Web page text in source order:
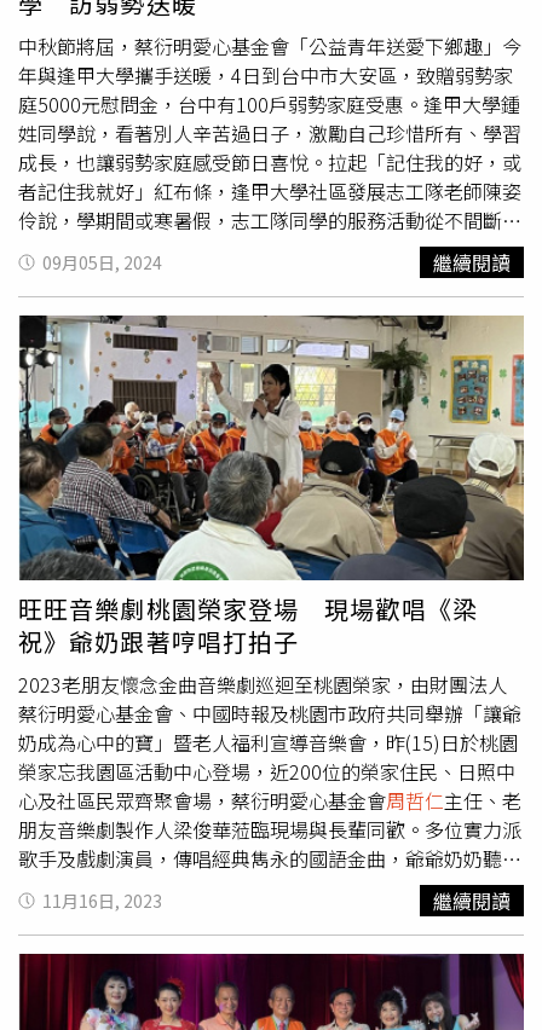
著他介紹女主持人安琪菈出場，安琪菈唱著鳳飛飛的〈流水
年華〉，並走到台下與觀眾互動，爺爺奶奶們開心拍手打拍
子，還有一位爺爺接唱，展現好歌喉，章永華與安琪菈也合
唱男女對唱的〈風鈴聲〉，將全場氣氛炒熱接著從大陸遼寧
來到台灣的新住民孫賀，帶來兩首台語歌〈空笑夢〉及〈酒
後的心聲〉，她表示：「今天為了參加這場活動，是我第一
次唱這首歌！ 」誠意十足。孫賀透露自己學台語的時間不
長，還有繼續學習的空間，最後她也演唱國語歌〈昨夜星
辰〉，並祝福在場的爺爺奶奶身體健康、萬事如意。參演過
《世間情》、《炮仔聲》等劇的劉美玲同樣帶來精彩演出，
〈奔放奔放〉、〈愛的苦酒〉、〈最後列車〉等歌曲深受長
輩們歡迎，而她提到自己演過台視周日劇場《草地明珠》
時，爺爺奶奶們的反應也相當熱烈。新住民孫賀學習演唱台
語歌，劉美玲則帶來多首經典歌曲。（圖／侯世駿攝）同樣
演過《夜市人生》、《市井豪門》等多部八點檔的蕭惠，帶
來〈好好愛我〉、〈雁兒在林梢〉、〈思慕的人〉，她貼心
叮嚀爺爺奶奶們外出要記得戴口罩，「我有的老闆叫阿姑，
周遊啦，每年都有幾部劇要演，最怕被傳染感冒，大家是不
是也要愛自己？生命是最重要最寶貴的，身體健康就是最大
的財富。」金鐘視帝林在培則壓軸登場，演唱〈往事只能回
味〉、〈小丑〉，獲得全場熱烈的掌聲，讓他直呼感動，表
示：「第一次來到老人之家，我也70幾歲了，看到哥哥姐姐
們身體這麼好，很感動。」並謙虛說：「我是演員，我不會
唱歌，大家熱烈掌聲，給我很大的信心，以後我敢唱了！」
蕭惠貼心叮嚀長輩們要保重身體，林在培壓軸登場獲得熱烈
掌聲。（圖／侯世駿攝）
中秋節將屆，蔡衍明愛心基金會「公益青年送愛下鄉趣」今
年與逢甲大學攜手送暖，4日到台中市大安區，致贈弱勢家
庭5000元慰問金，台中有100戶弱勢家庭受惠。逢甲大學鍾
姓同學說，看著別人辛苦過日子，激勵自己珍惜所有、學習
成長，也讓弱勢家庭感受節日喜悅。拉起「記住我的好，或
者記住我就好」紅布條，逢甲大學社區發展志工隊老師陳姿
伶說，學期間或寒暑假，志工隊同學的服務活動從不間斷，
每年舉行大安區弱勢家戶的訪視慰問，為同學帶來不一樣的
刺激與學習，盼受服務的民眾，能「記住」這些服務熱誠的
學生們。中秋節慰問對象為大安區3戶弱勢家庭，第1戶為
53歲洪先生，因身心障礙加上年紀漸大、無法就業，經濟來
源僅仰賴資源回收維生，蔡衍明愛心基金會經理徐海倫、課
長 周哲仁 及江曼華送上佳節紅包與生活物資，讓洪先生很感
動，直呼社會溫暖，讓他覺得幸福不孤單。一群人接著訪視
慰問第2戶59歲許先生，為身心障礙者且洗腎多年，因無法
工作，經濟狀況不是很理想；當地龜殼里長洪正義指出，蔡
衍明愛心基金會及學生每年關懷弱勢戶的善舉讓地方相當感
恩，亦溫暖弱勢家戶的心。第3戶82歲陳老先生，身體健康
不佳，遭逢配偶往生不久，原育有3子，20多年前其中1子
因車禍意外身亡，近年來小兒子中風，由大兒子負責照顧，
家中經濟頓失依靠；大安區長許宏綺表示，基金會每逢佳節
探訪，送上紅包與物資，都讓弱勢戶過節倍感溫馨，很有意
義。旺旺集團指出，自1988年蔡衍明董事長31歲時，成立
第一家基金會，開始積極投入社會公益活動。基金會「送愛
下鄉」活動是在2009年，一開始是與各縣市政府合作，之
後在2015年開始廣邀全台26所大專院校加入，在每年的春
節、端午節、中秋節三大節日，深入鄉鎮、走入社區，關懷
弱勢家庭，致贈慰問金。
09月05日, 2024 繼續閱讀
旺旺音樂劇桃園榮家登場 現場歡唱《梁
祝》爺奶跟著哼唱打拍子
2023老朋友懷念金曲音樂劇巡迴至桃園榮家，由財團法人
蔡衍明愛心基金會、中國時報及桃園市政府共同舉辦「讓爺
奶成為心中的寶」暨老人福利宣導音樂會，昨(15)日於桃園
榮家忘我園區活動中心登場，近200位的榮家住民、日照中
心及社區民眾齊聚會場，蔡衍明愛心基金會周哲仁主任、老
朋友音樂劇製作人梁俊華蒞臨現場與長輩同歡。多位實力派
歌手及戲劇演員，傳唱經典雋永的國語金曲，爺爺奶奶聽得
如癡如醉，重現「十八相送」、「樓臺會」的扣人心弦，感
動現場無數的長輩。活動中由桃園市政府推薦的邱士維講師
(左)進行為時三十分鐘的老人福利宣導。蔡衍明愛心基金會
自2013年開始舉辦公益演唱會，目的就是要推廣及落實
「老吾老以及人之老」的孝悌精神，透過巡迴全台各縣市以
11月16日, 2023 繼續閱讀